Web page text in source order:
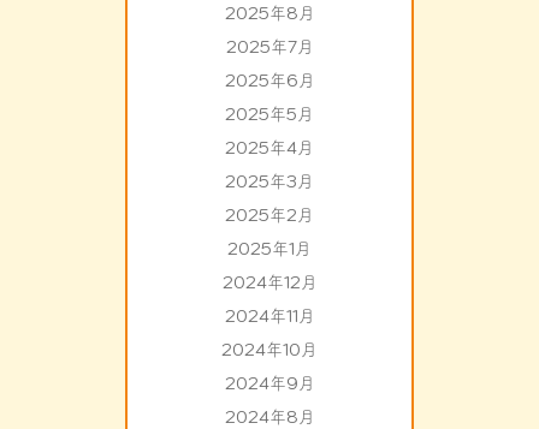
2025年8月
2025年7月
2025年6月
2025年5月
2025年4月
2025年3月
2025年2月
2025年1月
2024年12月
2024年11月
2024年10月
2024年9月
2024年8月